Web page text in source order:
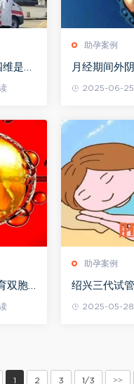
是真
助孕案例
月经期间外
2025-06-25
双胞
助孕案例
绍兴三代试
重视，及时
2025-05-28
1 2 3 1/3 >>